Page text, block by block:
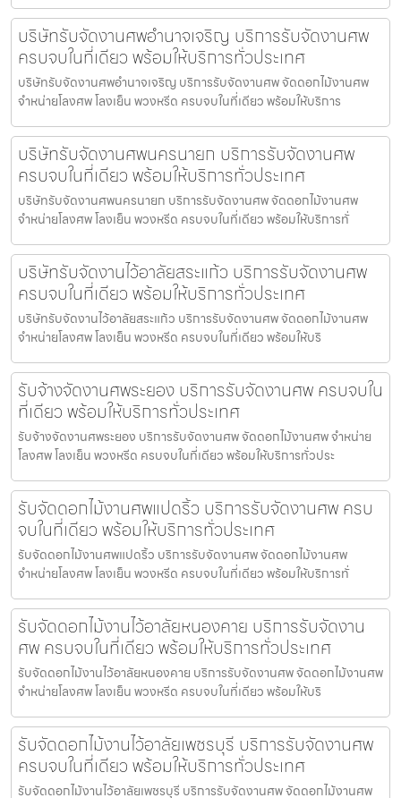
บริษัทรับจัดงานศพอำนาจเจริญ บริการรับจัดงานศพ
ครบจบในที่เดียว พร้อมให้บริการทั่วประเทศ
บริษัทรับจัดงานศพอำนาจเจริญ บริการรับจัดงานศพ จัดดอกไม้งานศพ
จำหน่ายโลงศพ โลงเย็น พวงหรีด ครบจบในที่เดียว พร้อมให้บริการ
บริษัทรับจัดงานศพนครนายก บริการรับจัดงานศพ
ครบจบในที่เดียว พร้อมให้บริการทั่วประเทศ
บริษัทรับจัดงานศพนครนายก บริการรับจัดงานศพ จัดดอกไม้งานศพ
จำหน่ายโลงศพ โลงเย็น พวงหรีด ครบจบในที่เดียว พร้อมให้บริการทั่
บริษัทรับจัดงานไว้อาลัยสระแก้ว บริการรับจัดงานศพ
ครบจบในที่เดียว พร้อมให้บริการทั่วประเทศ
บริษัทรับจัดงานไว้อาลัยสระแก้ว บริการรับจัดงานศพ จัดดอกไม้งานศพ
จำหน่ายโลงศพ โลงเย็น พวงหรีด ครบจบในที่เดียว พร้อมให้บริ
รับจ้างจัดงานศพระยอง บริการรับจัดงานศพ ครบจบใน
ที่เดียว พร้อมให้บริการทั่วประเทศ
รับจ้างจัดงานศพระยอง บริการรับจัดงานศพ จัดดอกไม้งานศพ จำหน่าย
โลงศพ โลงเย็น พวงหรีด ครบจบในที่เดียว พร้อมให้บริการทั่วประ
รับจัดดอกไม้งานศพแปดริ้ว บริการรับจัดงานศพ ครบ
จบในที่เดียว พร้อมให้บริการทั่วประเทศ
รับจัดดอกไม้งานศพแปดริ้ว บริการรับจัดงานศพ จัดดอกไม้งานศพ
จำหน่ายโลงศพ โลงเย็น พวงหรีด ครบจบในที่เดียว พร้อมให้บริการทั่
รับจัดดอกไม้งานไว้อาลัยหนองคาย บริการรับจัดงาน
ศพ ครบจบในที่เดียว พร้อมให้บริการทั่วประเทศ
รับจัดดอกไม้งานไว้อาลัยหนองคาย บริการรับจัดงานศพ จัดดอกไม้งานศพ
จำหน่ายโลงศพ โลงเย็น พวงหรีด ครบจบในที่เดียว พร้อมให้บริ
รับจัดดอกไม้งานไว้อาลัยเพชรบุรี บริการรับจัดงานศพ
ครบจบในที่เดียว พร้อมให้บริการทั่วประเทศ
รับจัดดอกไม้งานไว้อาลัยเพชรบุรี บริการรับจัดงานศพ จัดดอกไม้งานศพ